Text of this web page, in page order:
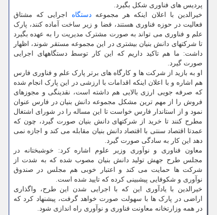
پردیس های فناوری شکل بگیرد.
خیرالدین با اعلان اینکه هر مجموعهدستگاه اجرایی که مشتاق
فعالیت در حوزه فناوری هستند، فضا و زیر ساخت آماده کنند، پارک
علم و فناوری می تواند به صورت مشترک مدیریت را به عهده بگیرد
تا شرکتهای دانش بنیان بیشتری در این مجموعه مستقر شوند، اظهار
داشت: ما هم تاکید داریم که این کار توسط دستگاههای اجرایی
صورت گیرد.
او به بازید از شرکت ها و کارگاه های برتر پارک علم و فناوری فارس
هم اشاره و با اعلان اینکه اقدامات با ارزشی در این پارک انجام شده
که صرفه جویی ارزی بالایی هم داشته است، نقدینگی و مجوزهای
فروش را از مهم ترین مشکل مجموعه دانش بنیان در فارس عنوان
نمود و از استاندار فارس خواست تا این مساله را در شورای اشتغال
مطرح کنند تا خرید از شرکتهای دانش بنیان صورت گیرد، چون که
عمدتا اقتصاد سنتی با اقتصاد دانش بنیان مقابله می کند و اجازه نمی
دهد این کار به سادگی صورت گیرد.
معاون فناوری و نوآوری وزیر علوم اشاره کرد: خوشبختانه در
مجلس طرح جهش تولید دانش بنیان مصوب شده که به شدت از
شرکت ها حمایت می کند و اعتبار خوبی هم مجلس در صندوق
نوآوری و شکوفایی پیشبینی کرده که تایید شده است.
خیرالدین با یادآوری این که با اجرایی شدن این طرح، واگذاری
اراضی در پارک ها با سهولت صورت خواهد گرفت، پیشنهاد کرد که
در همه وزارتخانه معاونت فناوری و نوآوری راه اندازی شود.